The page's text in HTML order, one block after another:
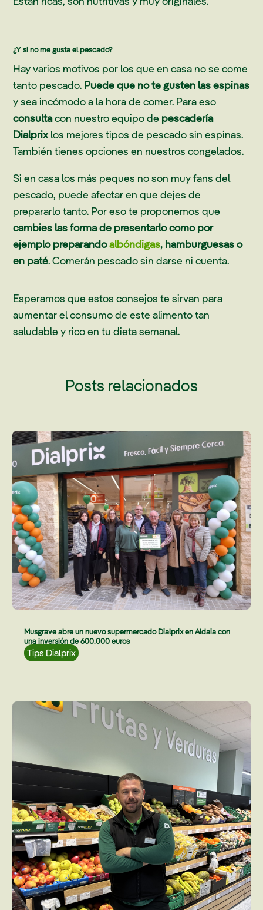
¿Y si no me gusta el pescado?
Hay varios motivos por los que en casa no se come
tanto pescado. Puede que no te gusten las espinas
y sea incómodo a la hora de comer. Para eso
consultacon nuestro equipo de pescadería
Dialprixlos mejores tipos de pescado sin espinas.
También tienes opciones en nuestros congelados.
Si en casa los más peques no son muy fans del
pescado, puede afectar en que dejes de
prepararlo tanto. Por eso te proponemos que
cambies las forma de presentarlo como por
ejemplo preparandoalbóndigas, hamburguesas o
en paté. Comerán pescado sin darse ni cuenta.
Esperamos que estos consejos te sirvan para
aumentar el consumo de este alimento tan
saludable y rico en tu dieta semanal.
Posts relacionados
Musgrave abre un nuevo supermercado Dialprix en Aldaia con
una inversión de 600.000 euros
Tips Dialprix